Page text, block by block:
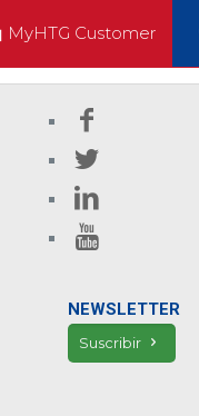
MyHTG Customer
NEWSLETTER
Suscribir